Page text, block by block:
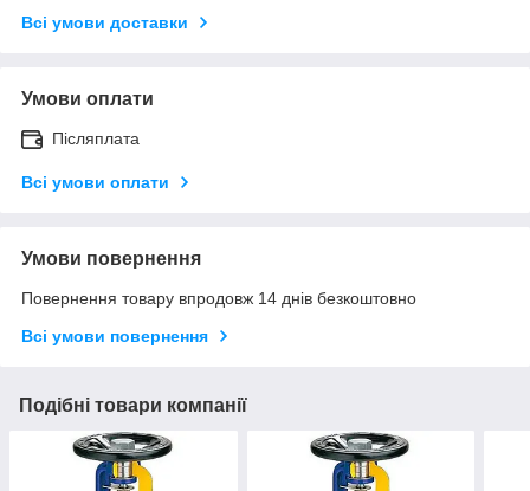
Всі умови доставки
Умови оплати
Післяплата
Всі умови оплати
Умови повернення
Повернення товару впродовж 14 днів безкоштовно
Всі умови повернення
Подібні товари компанії